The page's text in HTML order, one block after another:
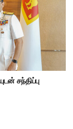
சந்திப்பு